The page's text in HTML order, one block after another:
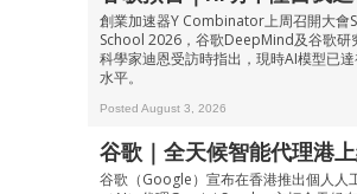
創業加速器Y Combinator上周召開大會
School 2026，谷歌DeepMind及谷歌研
科學家迪恩受訪時指出，現時AI模型已
水平。
Posted August 3, 2026
谷歌｜全天候智能代理港
谷歌（Google）宣布在香港推出個人人